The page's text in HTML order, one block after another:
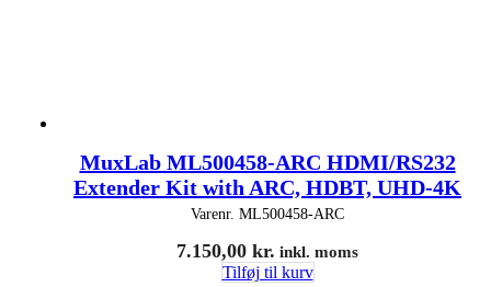
MuxLab ML500458-ARC HDMI/RS232
Extender Kit with ARC, HDBT, UHD-4K
Varenr. ML500458-ARC
7.150,00 kr. inkl. moms
Tilføj til kurv